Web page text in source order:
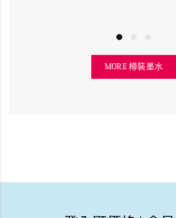
MORE 樽裝墨水